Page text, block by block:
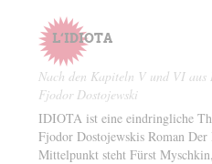
L‘IDIOTA
Nach den Kapiteln V und VI
Fjodor Dostojewski
IDIOTA ist eine eindringliche
Fjodor Dostojewskis Roman
Mittelpunkt steht Fürst